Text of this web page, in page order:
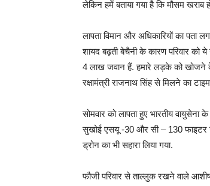
लेकिन हमें बताया गया है कि मौसम खराब
लापता विमान और अधिकारियों का
शायद बढ़ती बेचैनी के कारण परिवार को
4 लाख जवान हैं. हमारे लड़के को खोजने के
रक्षामंत्री राजनाथ सिंह से मिलने का
सोमवार को लापता हुए भारतीय
सुखोई एसयू -30 और सी – 130 फाइटर
ड्रोन का भी सहारा लिया गया.
फौजी परिवार से ताल्लुक रखने वाले